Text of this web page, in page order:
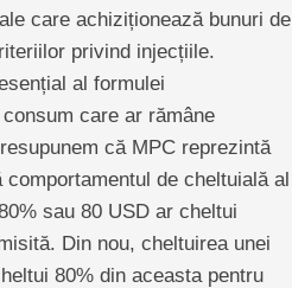
care achiziționează bunuri de
privind injecțiile.
al formulei
care ar rămâne
că MPC reprezintă
de cheltuială al
sau 80 USD ar cheltui
Din nou, cheltuirea unei
80% din aceasta pentru